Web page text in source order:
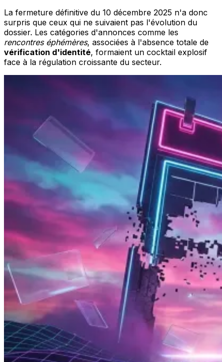
La fermeture définitive du 10 décembre 2025 n'a donc
surpris que ceux qui ne suivaient pas l'évolution du
dossier. Les catégories d'annonces comme les
rencontres éphémères, associées à l'absence totale de
vérification d'identité, formaient un cocktail explosif
face à la régulation croissante du secteur.